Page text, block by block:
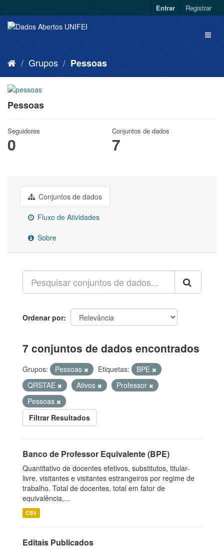
Entrar Registrar
Grupos Pessoas
Pessoas
Seguidores
0
Conjuntos de dados
7
Conjuntos de dados
Fluxo de Atividades
Sobre
Ordenar por
7 conjuntos de dados encontrados
Grupos: Pessoas Etiquetas:
BPE
QRSTAE
Ativos
Professor
Pessoas
Filtrar Resultados
Banco de Professor Equivalente (BPE)
Quantitativo de docentes efetivos, substitutos, titular-
livre, visitantes e visitantes estrangeiros por regime de
trabalho. Total de docentes, total em fator de
equivalência,...
CSV
Editais Publicados